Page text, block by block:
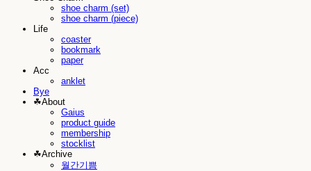
shoe charm (set)
shoe charm (piece)
Life
coaster
bookmark
paper
Acc
anklet
Bye
☘︎About
Gaius
product guide
membership
stocklist
☘︎Archive
월간기쁨